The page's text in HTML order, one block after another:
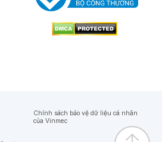
Chính sách bảo vệ dữ liệu cá nhân
của Vinmec